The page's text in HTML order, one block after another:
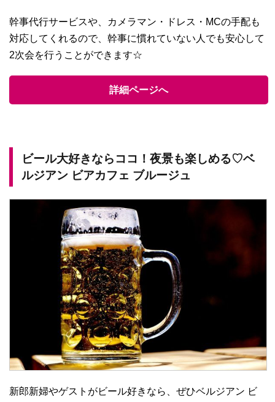
幹事代行サービスや、カメラマン・ドレス・MCの手配も
対応してくれるので、幹事に慣れていない人でも安心して
2次会を行うことができます☆
詳細ページへ
ビール大好きならココ！夜景も楽しめる♡ベ
ルジアン ビアカフェ ブルージュ
新郎新婦やゲストがビール好きなら、ぜひベルジアン ビ